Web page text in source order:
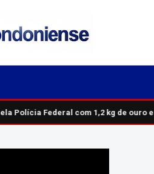
Polícia Federal com 1,2 kg de ouro